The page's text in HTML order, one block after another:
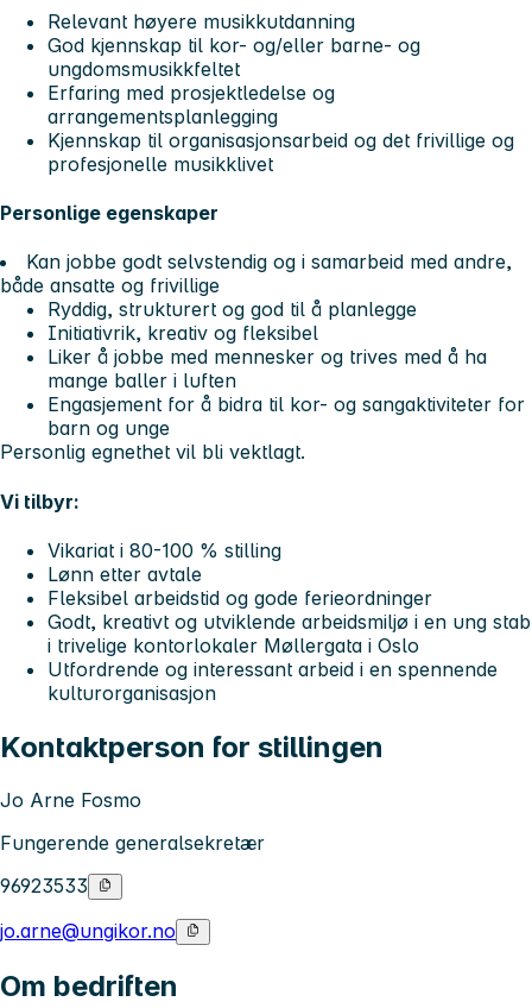
Relevant høyere musikkutdanning
God kjennskap til kor- og/eller barne- og
ungdomsmusikkfeltet
Erfaring med prosjektledelse og
arrangementsplanlegging
Kjennskap til organisasjonsarbeid og det frivillige og
profesjonelle musikklivet
Personlige egenskaper
Kan jobbe godt selvstendig og i samarbeid med andre,
både ansatte og frivillige
Ryddig, strukturert og god til å planlegge
Initiativrik, kreativ og fleksibel
Liker å jobbe med mennesker og trives med å ha
mange baller i luften
Engasjement for å bidra til kor- og sangaktiviteter for
barn og unge
Personlig egnethet vil bli vektlagt.
Vi tilbyr:
Vikariat i 80-100 % stilling
Lønn etter avtale
Fleksibel arbeidstid og gode ferieordninger
Godt, kreativt og utviklende arbeidsmiljø i en ung stab
i trivelige kontorlokaler Møllergata i Oslo
Utfordrende og interessant arbeid i en spennende
kulturorganisasjon
Kontaktperson for stillingen
Jo Arne Fosmo
Fungerende generalsekretær
96923533
jo.arne@ungikor.no
Om bedriften